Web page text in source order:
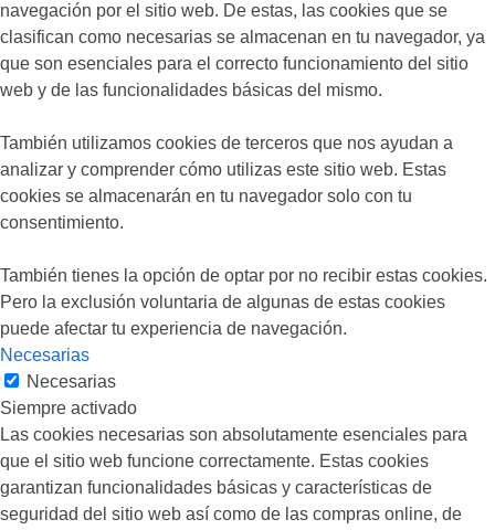
navegación por el sitio web. De estas, las cookies que se
clasifican como necesarias se almacenan en tu navegador, ya
que son esenciales para el correcto funcionamiento del sitio
web y de las funcionalidades básicas del mismo.
También utilizamos cookies de terceros que nos ayudan a
analizar y comprender cómo utilizas este sitio web. Estas
cookies se almacenarán en tu navegador solo con tu
consentimiento.
También tienes la opción de optar por no recibir estas cookies.
Pero la exclusión voluntaria de algunas de estas cookies
puede afectar tu experiencia de navegación.
Necesarias
Necesarias
Siempre activado
Las cookies necesarias son absolutamente esenciales para
que el sitio web funcione correctamente. Estas cookies
garantizan funcionalidades básicas y características de
seguridad del sitio web así como de las compras online, de